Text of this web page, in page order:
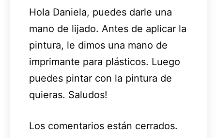
Hola Daniela, puedes darle una
mano de lijado. Antes de aplicar la
pintura, le dimos una mano de
imprimante para plásticos. Luego
puedes pintar con la pintura de
quieras. Saludos!
Los comentarios están cerrados.